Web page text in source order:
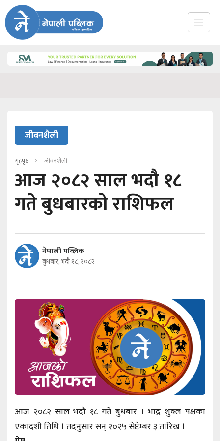
जीवनशैली
गृहपृष्ठ जीवनशैली
आज २०८२ साल भदौ १८
गते बुधबारको राशिफल
नेपाली पब्लिक
बुधबार, भदौ १८, २०८२
आज २०८२ साल भदौ १८ गते बुधबार । भाद्र शुक्ल पक्षका
एकादशी तिथि । तदनुसार सन् २०२५ सेप्टेम्बर ३ तारिख ।